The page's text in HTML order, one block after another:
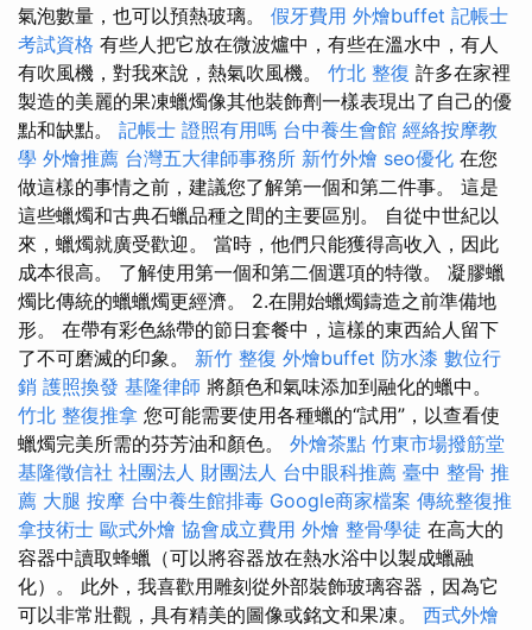
氣泡數量，也可以預熱玻璃。 假牙費用 外燴buffet 記帳士
考試資格 有些人把它放在微波爐中，有些在溫水中，有人
有吹風機，對我來說，熱氣吹風機。 竹北 整復 許多在家裡
製造的美麗的果凍蠟燭像其他裝飾劑一樣表現出了自己的優
點和缺點。 記帳士 證照有用嗎 台中養生會館 經絡按摩教
學 外燴推薦 台灣五大律師事務所 新竹外燴 seo優化 在您
做這樣的事情之前，建議您了解第一個和第二件事。 這是
這些蠟燭和古典石蠟品種之間的主要區別。 自從中世紀以
來，蠟燭就廣受歡迎。 當時，他們只能獲得高收入，因此
成本很高。 了解使用第一個和第二個選項的特徵。 凝膠蠟
燭比傳統的蠟蠟燭更經濟。 2.在開始蠟燭鑄造之前準備地
形。 在帶有彩色絲帶的節日套餐中，這樣的東西給人留下
了不可磨滅的印象。 新竹 整復 外燴buffet 防水漆 數位行
銷 護照換發 基隆律師 將顏色和氣味添加到融化的蠟中。
竹北 整復推拿 您可能需要使用各種蠟的“試用”，以查看使
蠟燭完美所需的芬芳油和顏色。 外燴茶點 竹東市場撥筋堂
基隆徵信社 社團法人 財團法人 台中眼科推薦 臺中 整骨 推
薦 大腿 按摩 台中養生館排毒 Google商家檔案 傳統整復推
拿技術士 歐式外燴 協會成立費用 外燴 整骨學徒 在高大的
容器中讀取蜂蠟（可以將容器放在熱水浴中以製成蠟融
化）。 此外，我喜歡用雕刻從外部裝飾玻璃容器，因為它
可以非常壯觀，具有精美的圖像或銘文和果凍。 西式外燴